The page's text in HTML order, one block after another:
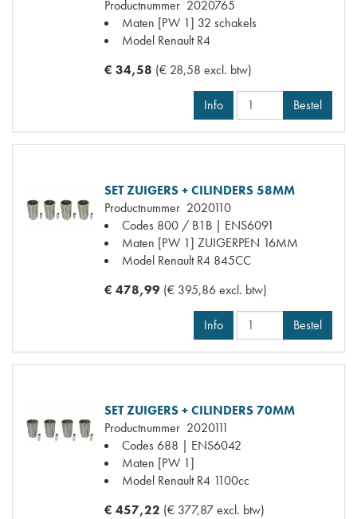
Productnummer 2020765
Maten [PW 1] 32 schakels
Model Renault R4
€ 34,58 (€ 28,58 excl. btw)
Info Bestel
SET ZUIGERS + CILINDERS 58MM
Productnummer 2020110
Codes 800 / B1B | ENS6091
Maten [PW 1] ZUIGERPEN 16MM
Model Renault R4 845CC
€ 478,99 (€ 395,86 excl. btw)
Info Bestel
SET ZUIGERS + CILINDERS 70MM
Productnummer 2020111
Codes 688 | ENS6042
Maten [PW 1]
Model Renault R4 1100cc
€ 457,22 (€ 377,87 excl. btw)